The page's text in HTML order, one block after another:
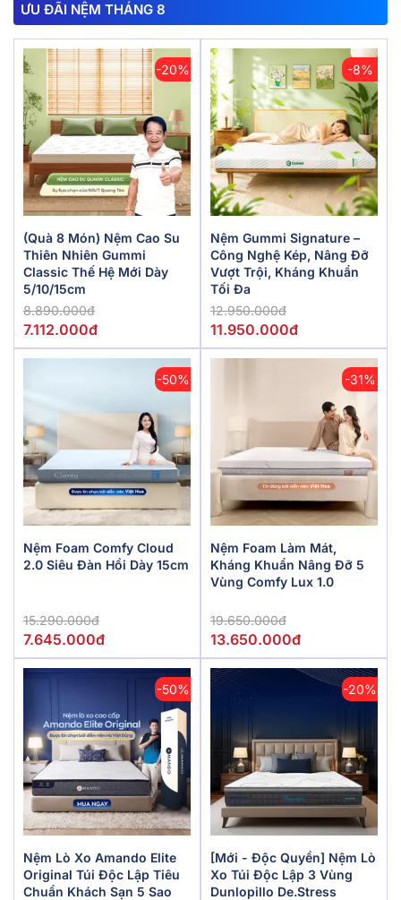
ƯU ĐÃI NỆM THÁNG 8
-20%
(Quà 8 Món) Nệm Cao Su
Thiên Nhiên Gummi
Classic Thế Hệ Mới Dày
5/10/15cm
8.890.000đ
7.112.000đ
-8%
Nệm Gummi Signature –
Công Nghệ Kép, Nâng Đỡ
Vượt Trội, Kháng Khuẩn
Tối Đa
12.950.000đ
11.950.000đ
-50%
Nệm Foam Comfy Cloud
2.0 Siêu Đàn Hồi Dày 15cm
15.290.000đ
7.645.000đ
-31%
Nệm Foam Làm Mát,
Kháng Khuẩn Nâng Đỡ 5
Vùng Comfy Lux 1.0
19.650.000đ
13.650.000đ
-50%
Nệm Lò Xo Amando Elite
Original Túi Độc Lập Tiêu
Chuẩn Khách Sạn 5 Sao
-20%
[Mới - Độc Quyền] Nệm Lò
Xo Túi Độc Lập 3 Vùng
Dunlopillo De.Stress